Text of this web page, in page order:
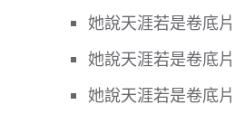
她說天涯若是卷底片
她說天涯若是卷底片
她說天涯若是卷底片